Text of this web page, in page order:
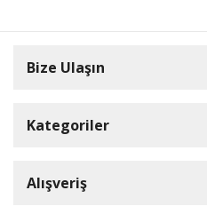
Bize Ulaşın
Kategoriler
Rulopak
Alışveriş